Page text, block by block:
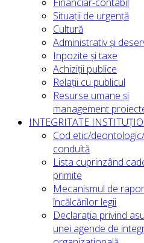
Situații de urgență
Cultură
Administrativ și
Inpozite și taxe
Achiziții publice
Relații cu publicul
Resurse umane și
management
INTEGRITATE
Cod etic/
conduită
Lista cuprinzând
primite
Mecanismul de
încălcărilor legii
Declarația privind
unei agende de